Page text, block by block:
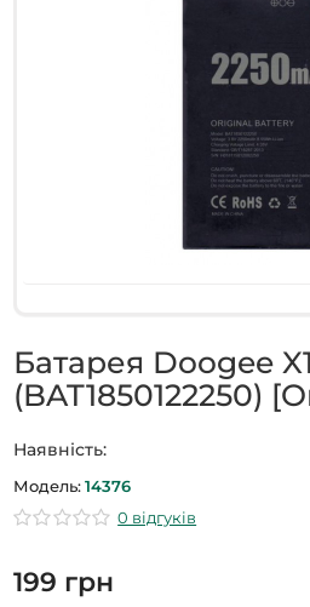
Батарея Doogee
(BAT1850122250)
Наявність:
Модель: 14376
0 відгуків
199 грн